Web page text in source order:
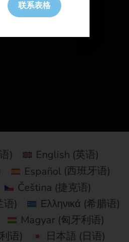
) English (英语)
Español (西班牙语)
Čeština (捷克语)
语) Ελληνικά (希腊语)
Magyar (匈牙利语)
语) 日本語 (日语)
联系表格